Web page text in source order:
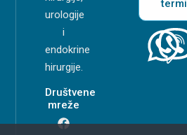
urologije
i
endokrine
hirurgije.
Društvene
mreže